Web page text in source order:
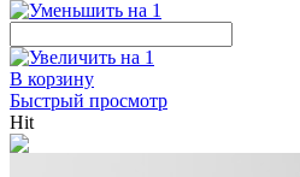
В корзину
Быстрый просмотр
Hit